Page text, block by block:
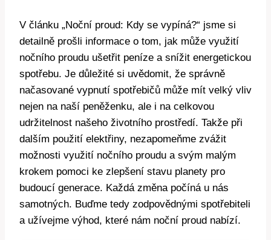
V článku „Noční proud: Kdy se vypíná?“ jsme si
detailně prošli informace o tom, jak může využití
nočního proudu ušetřit peníze a snížit energetickou
spotřebu. Je důležité si uvědomit, že správně
načasované vypnutí spotřebičů může mít velký vliv
nejen na naší peněženku, ale i na celkovou
udržitelnost našeho životního prostředí. Takže při
dalším použití elektřiny, nezapomeňme zvážit
možnosti využití nočního proudu a svým malým
krokem pomoci ke zlepšení stavu planety pro
budoucí generace. Každá změna počíná u nás
samotných. Buďme tedy zodpovědnými spotřebiteli
a užívejme výhod, které nám noční proud nabízí.